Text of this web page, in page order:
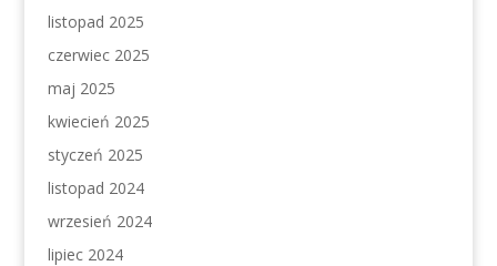
listopad 2025
czerwiec 2025
maj 2025
kwiecień 2025
styczeń 2025
listopad 2024
wrzesień 2024
lipiec 2024